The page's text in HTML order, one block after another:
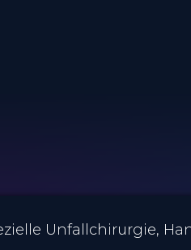
Unfallchirurgie,